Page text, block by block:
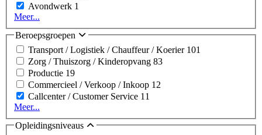
Avondwerk 1
Meer...
Beroepsgroepen
Transport / Logistiek / Chauffeur / Koerier 101
Zorg / Thuiszorg / Kinderopvang 83
Productie 19
Commercieel / Verkoop / Inkoop 12
Callcenter / Customer Service 11
Meer...
Opleidingsniveaus